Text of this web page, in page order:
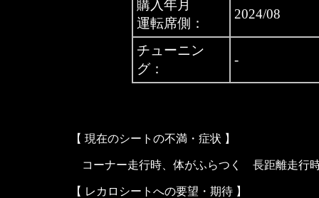
購入年月
運転席側：
2024/08
チューニン
グ：
-
【 現在のシートの不満・症状 】
コーナー走行時、体がふらつく 長距離走行
【 レカロシートへの要望・期待 】